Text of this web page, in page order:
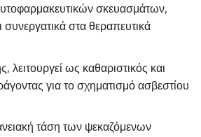
σκευασμάτων,
συνεργατικά στα θεραπευτικά
λειτουργεί ως καθαριστικός και
για το σχηματισμό ασβεστίου
τάση των ψεκαζόμενων